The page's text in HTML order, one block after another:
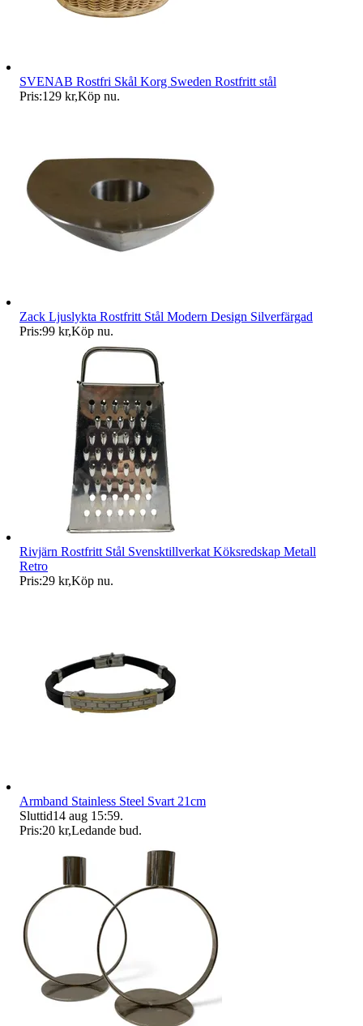
SVENAB Rostfri Skål Korg Sweden Rostfritt stål
Pris:129 kr,Köp nu.
Zack Ljuslykta Rostfritt Stål Modern Design Silverfärgad
Pris:99 kr,Köp nu.
Rivjärn Rostfritt Stål Svensktillverkat Köksredskap Metall
Retro
Pris:29 kr,Köp nu.
Armband Stainless Steel Svart 21cm
Sluttid14 aug 15:59.
Pris:20 kr,Ledande bud.